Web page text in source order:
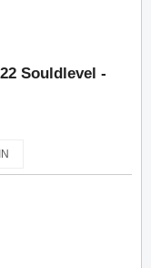
Souldlevel -